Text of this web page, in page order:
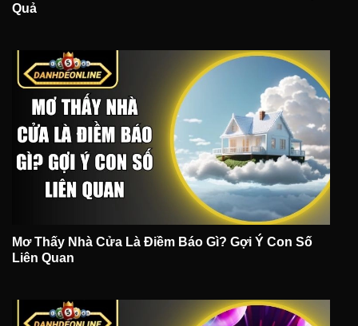
Quả
Mơ Thấy Nhà Cửa Là Điềm Báo Gì? Gợi Ý Con Số
Liên Quan